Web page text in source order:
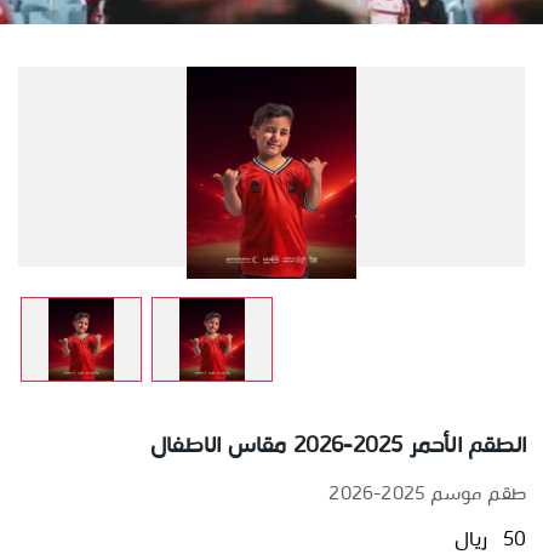
الطقم الأحمر 2025-2026 مقاس الاطفال
طقم موسم 2025-2026
50 ريال